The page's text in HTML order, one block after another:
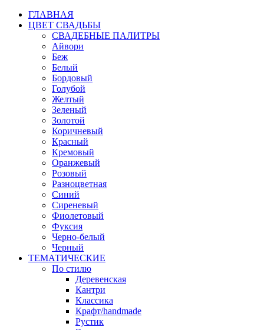
ГЛАВНАЯ
ЦВЕТ СВАДЬБЫ
СВАДЕБНЫЕ ПАЛИТРЫ
Айвори
Беж
Белый
Бордовый
Голубой
Желтый
Зеленый
Золотой
Коричневый
Красный
Кремовый
Оранжевый
Розовый
Разноцветная
Синий
Сиреневый
Фиолетовый
Фуксия
Черно-белый
Черный
ТЕМАТИЧЕСКИЕ
По стилю
Деревенская
Кантри
Классика
Крафт/handmade
Рустик